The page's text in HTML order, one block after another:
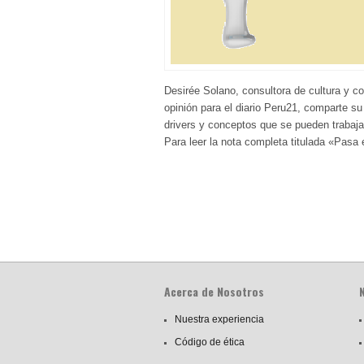
Desirée Solano, consultora de cultura y
opinión para el diario Peru21, comparte
drivers y conceptos que se pueden
Para leer la nota completa titulada
Acerca de Nosotros
Nuestra experiencia
Código de ética